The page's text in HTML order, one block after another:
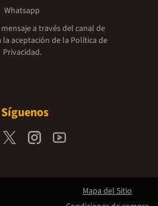
Whatsapp
a través del canal de
aceptación de la Política de
Privacidad.
Síguenos
Mapa del Sitio